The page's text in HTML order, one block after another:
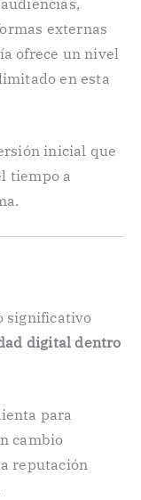
externas
ofrece un nivel
en esta
inicial que
tiempo a
significativo
digital dentro
para
cambio
reputación